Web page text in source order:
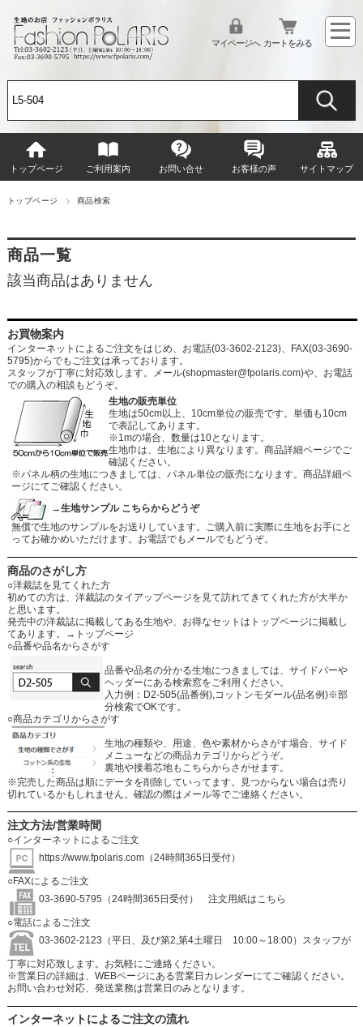
マイページへ カートをみる
トップページ ご利用案内 お問い合せ お客様の声 サイトマップ
トップページ 商品検索
商品一覧
該当商品はありません
お買物案内
インターネットによるご注文をはじめ、お電話(03-3602-2123)、FAX(03-3690-
5795)からでもご注文は承っております。
スタッフが丁寧に対応致します。メール(shopmaster@fpolaris.com)や、お電話
での購入の相談もどうぞ。
生地の販売単位
生地は50cm以上、10cm単位の販売です。単価も10cm
で表記してあります。
※1mの場合、数量は10となります。
生地巾は、生地により異なります。商品詳細ページでご
確認ください。
※パネル柄の生地につきましては、パネル単位の販売になります。商品詳細ペ
ージにてご確認ください。
→生地サンプル こちらからどうぞ
無償で生地のサンプルをお送りしています。ご購入前に実際に生地をお手にと
ってお確かめいただけます。お電話でもメールでもどうぞ。
商品のさがし方
○洋裁誌を見てくれた方
初めての方は、洋裁誌のタイアップページを見て訪れてきてくれた方が大半か
と思います。
発売中の洋裁誌に掲載してある生地や、お得なセットはトップページに掲載し
てあります。
→トップページ
○品番や品名からさがす
品番や品名の分かる生地につきましては、サイドバーや
ヘッダーにある検索窓をご利用ください。
入力例：D2-505(品番例),コットンモダール(品名例)※部
分検索でOKです。
○商品カテゴリからさがす
生地の種類や、用途、色や素材からさがす場合、サイド
メニューなどの商品カテゴリからどうぞ。
裏地や接着芯地もこちらからさがせます。
※完売した商品は順にデータを削除していってます。見つからない場合は売り
切れているかもしれません。確認の際はメール等でご連絡ください。
注文方法/営業時間
○インターネットによるご注文
https://www.fpolaris.com（24時間365日受付）
○FAXによるご注文
03-3690-5795（24時間365日受付）
注文用紙はこちら
○電話によるご注文
03-3602-2123（平日、及び第2,第4土曜日 10:00～18:00）スタッフが
丁寧に対応致します。お気軽にご連絡ください。
※営業日の詳細は、WEBページにある営業日カレンダーにてご確認ください。
お問い合わせ対応、発送業務は営業日のみとなります。
インターネットによるご注文の流れ